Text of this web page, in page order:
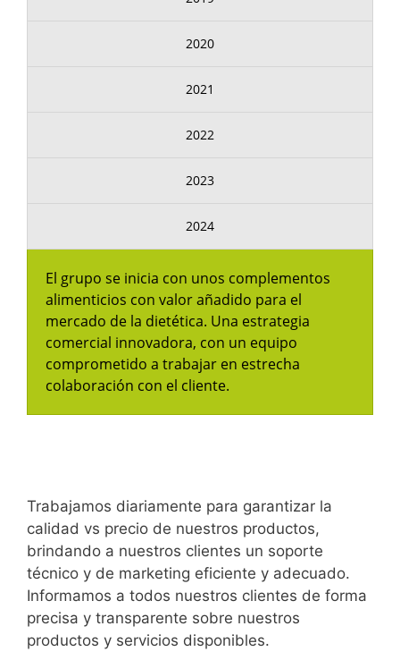
2020
2021
2022
2023
2024
El grupo se inicia con unos complementos
alimenticios con valor añadido para el
mercado de la dietética. Una estrategia
comercial innovadora, con un equipo
comprometido a trabajar en estrecha
colaboración con el cliente.
Trabajamos diariamente para garantizar la
calidad vs precio de nuestros productos,
brindando a nuestros clientes un soporte
técnico y de marketing eficiente y adecuado.
Informamos a todos nuestros clientes de forma
precisa y transparente sobre nuestros
productos y servicios disponibles.